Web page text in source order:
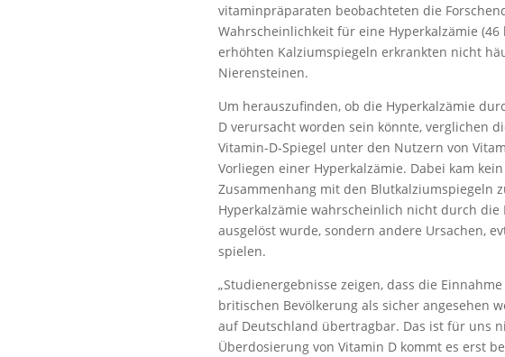
vitaminpräparaten beobachteten die
Wahrscheinlichkeit für eine Hyperkalzämie (46
erhöhten Kalziumspiegeln erkrankten nicht
Nierensteinen.
Um herauszufinden, ob die Hyperkalzämie
D verursacht worden sein könnte, verglichen
Vitamin-D-Spiegel unter den Nutzern von
Vorliegen einer Hyperkalzämie. Dabei kam
Zusammenhang mit den Blutkalziumspiegeln
Hyperkalzämie wahrscheinlich nicht durch
ausgelöst wurde, sondern andere Ursachen,
spielen.
„Studienergebnisse zeigen, dass die
britischen Bevölkerung als sicher angesehen
auf Deutschland übertragbar. Das ist für uns
Überdosierung von Vitamin D kommt es erst